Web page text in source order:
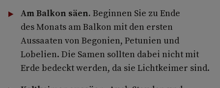
Am Balkon säen. Beginnen Sie zu Ende
des Monats am Balkon mit den ersten
Aussaaten von Begonien, Petunien und
Lobelien. Die Samen sollten dabei nicht mit
Erde bedeckt werden, da sie Lichtkeimer sind.